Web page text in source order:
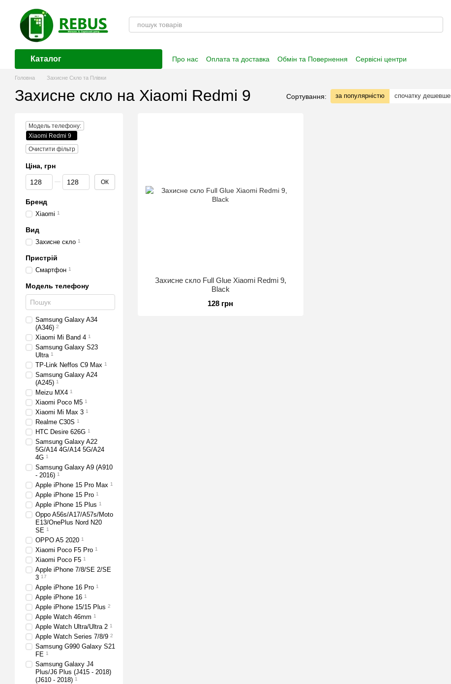
Перейти до основного контенту
Каталог Про нас Оплата та доставка Обмін та Повернення
Сервісні центри
Головна Захисне Скло та Плівки
Захисне скло на Xiaomi Redmi 9 Сортування: за популярністю спочатку дешевше
Захисне скло Full Glue Xiaomi Redmi 9,
Black
128 грн
Модель телефону:
Xiaomi Redmi 9
Очистити фільтр
Ціна, грн
Від Ціна, грн
До Ціна, грн ОК
Бренд
Xiaomi 1
Вид
Захисне скло 1
Пристрiй
Смартфон 1
Модель телефону
Samsung Galaxy A34
(A346) 2
Xiaomi Mi Band 4 1
Samsung Galaxy S23
Ultra 1
TP-Link Neffos C9 Max 1
Samsung Galaxy A24
(A245) 1
Meizu MX4 1
Xiaomi Poco M5 1
Xiaomi Mi Max 3 1
Realme C30S 1
HTC Desire 626G 1
Samsung Galaxy A22
5G/A14 4G/A14 5G/A24
4G 1
Samsung Galaxy A9 (A910
- 2016) 1
Apple iPhone 15 Pro Max 1
Apple iPhone 15 Pro 1
Apple iPhone 15 Plus 1
Oppo A56s/A17/A57s/Moto
E13/OnePlus Nord N20
SE 1
OPPO A5 2020 1
Xiaomi Poco F5 Pro 1
Xiaomi Poco F5 1
Apple iPhone 7/8/SE 2/SE
3 17
Apple iPhone 16 Pro 1
Apple iPhone 16 1
Apple iPhone 15/15 Plus 2
Apple Watch 46mm 1
Apple Watch Ultra/Ultra 2 1
Apple Watch Series 7/8/9 2
Samsung G990 Galaxy S21
FE 1
Samsung Galaxy J4
Plus/J6 Plus (J415 - 2018)
(J610 - 2018) 1